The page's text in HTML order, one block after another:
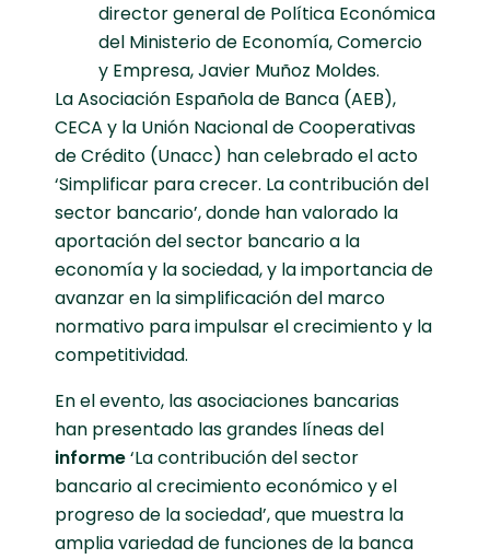
director general de Política Económica
del Ministerio de Economía, Comercio
y Empresa, Javier Muñoz Moldes.
La Asociación Española de Banca (AEB),
CECA y la Unión Nacional de Cooperativas
de Crédito (Unacc) han celebrado el acto
‘Simplificar para crecer. La contribución del
sector bancario’, donde han valorado la
aportación del sector bancario a la
economía y la sociedad, y la importancia de
avanzar en la simplificación del marco
normativo para impulsar el crecimiento y la
competitividad.
En el evento, las asociaciones bancarias
han presentado las grandes líneas del
informe‘La contribución del sector
bancario al crecimiento económico y el
progreso de la sociedad’, que muestra la
amplia variedad de funciones de la banca